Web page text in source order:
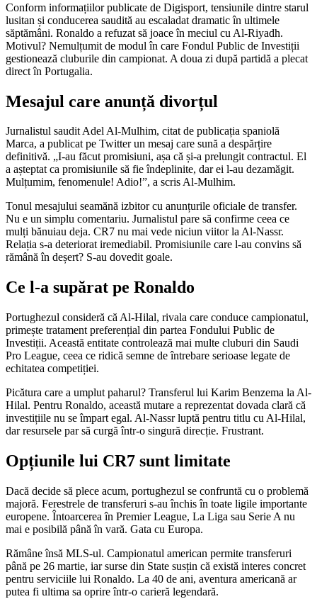
Conform informațiilor publicate de Digisport, tensiunile dintre starul
lusitan și conducerea saudită au escaladat dramatic în ultimele
săptămâni. Ronaldo a refuzat să joace în meciul cu Al-Riyadh.
Motivul? Nemulțumit de modul în care Fondul Public de Investiții
gestionează cluburile din campionat. A doua zi după partidă a plecat
direct în Portugalia.
Mesajul care anunță divorțul
Jurnalistul saudit Adel Al-Mulhim, citat de publicația spaniolă
Marca, a publicat pe Twitter un mesaj care sună a despărțire
definitivă. „I-au făcut promisiuni, așa că și-a prelungit contractul. El
a așteptat ca promisiunile să fie îndeplinite, dar ei l-au dezamăgit.
Mulțumim, fenomenule! Adio!”, a scris Al-Mulhim.
Tonul mesajului seamănă izbitor cu anunțurile oficiale de transfer.
Nu e un simplu comentariu. Jurnalistul pare să confirme ceea ce
mulți bănuiau deja. CR7 nu mai vede niciun viitor la Al-Nassr.
Relația s-a deteriorat iremediabil. Promisiunile care l-au convins să
rămână în deșert? S-au dovedit goale.
Ce l-a supărat pe Ronaldo
Portughezul consideră că Al-Hilal, rivala care conduce campionatul,
primește tratament preferențial din partea Fondului Public de
Investiții. Această entitate controlează mai multe cluburi din Saudi
Pro League, ceea ce ridică semne de întrebare serioase legate de
echitatea competiției.
Picătura care a umplut paharul? Transferul lui Karim Benzema la Al-
Hilal. Pentru Ronaldo, această mutare a reprezentat dovada clară că
investițiile nu se împart egal. Al-Nassr luptă pentru titlu cu Al-Hilal,
dar resursele par să curgă într-o singură direcție. Frustrant.
Opțiunile lui CR7 sunt limitate
Dacă decide să plece acum, portughezul se confruntă cu o problemă
majoră. Ferestrele de transferuri s-au închis în toate ligile importante
europene. Întoarcerea în Premier League, La Liga sau Serie A nu
mai e posibilă până în vară. Gata cu Europa.
Rămâne însă MLS-ul. Campionatul american permite transferuri
până pe 26 martie, iar surse din State susțin că există interes concret
pentru serviciile lui Ronaldo. La 40 de ani, aventura americană ar
putea fi ultima sa oprire într-o carieră legendară.